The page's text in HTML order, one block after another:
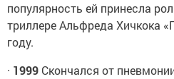
популярность ей принесла
триллере Альфреда Хичкока
году.
· 1999 Скончался от